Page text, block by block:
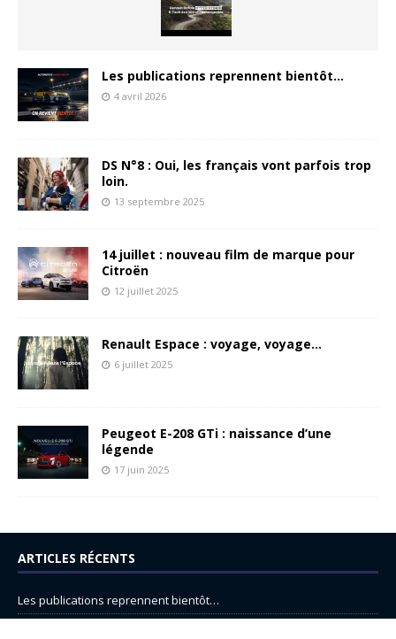
Les publications reprennent bientôt…
4 avril 2026
DS N°8 : Oui, les français vont parfois trop
loin.
13 septembre 2025
14 juillet : nouveau film de marque pour
Citroën
12 juillet 2025
Renault Espace : voyage, voyage…
6 juillet 2025
Peugeot E-208 GTi : naissance d’une
légende
17 juin 2025
ARTICLES RÉCENTS
Les publications reprennent bientôt…